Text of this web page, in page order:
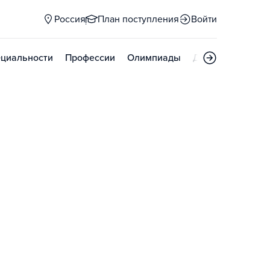
Россия План поступления Войти
Профессии Олимпиады Дни открытых